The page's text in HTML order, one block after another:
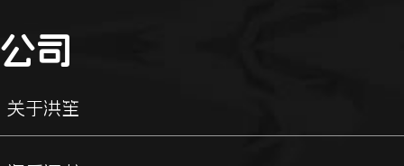
公司
关于洪笙